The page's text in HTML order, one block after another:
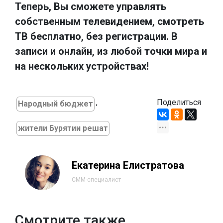
Теперь, Вы сможете управлять
собственным телевидением, смотреть
ТВ бесплатно, без регистрации. В
записи и онлайн, из любой точки мира и
на нескольких устройствах!
Народный бюджет ,
жители Бурятии решат
Поделиться
Екатерина Елистратова
СММ-специалист